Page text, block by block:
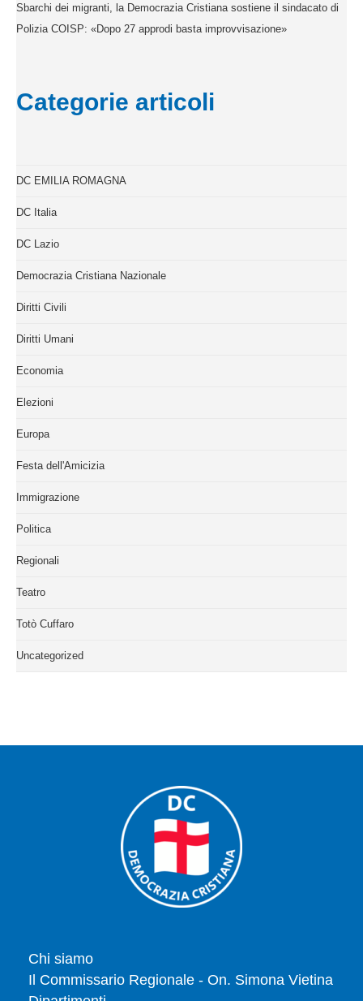
Sbarchi dei migranti, la Democrazia Cristiana sostiene il sindacato di
Polizia COISP: «Dopo 27 approdi basta improvvisazione»
Categorie articoli
DC EMILIA ROMAGNA
DC Italia
DC Lazio
Democrazia Cristiana Nazionale
Diritti Civili
Diritti Umani
Economia
Elezioni
Europa
Festa dell'Amicizia
Immigrazione
Politica
Regionali
Teatro
Totò Cuffaro
Uncategorized
Chi siamo
Il Commissario Regionale - On. Simona Vietina